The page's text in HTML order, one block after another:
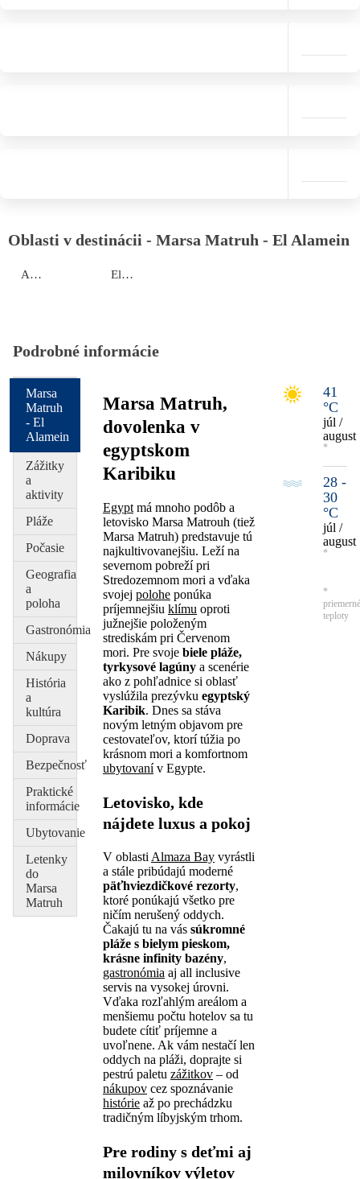
Oblasti v destinácii - Marsa Matruh - El Alamein
Almaza Bay El Alamein
Podrobné informácie
41
°C
júl /
august
*
28 -
30
°C
júl /
august
*
*
teploty
Marsa Matruh,
dovolenka v
egyptskom
Karibiku
Egypt má mnoho podôb a
letovisko Marsa Matrouh (tiež
Marsa Matruh) predstavuje tú
najkultivovanejšiu. Leží na
severnom pobreží pri
Stredozemnom mori a vďaka
svojej polohe ponúka
príjemnejšiu klímu oproti
južnejšie položeným
strediskám pri Červenom
mori. Pre svoje biele pláže,
tyrkysové lagúny a scenérie
ako z pohľadnice si oblasť
vyslúžila prezývku egyptský
Karibik. Dnes sa stáva
novým letným objavom pre
cestovateľov, ktorí túžia po
krásnom mori a komfortnom
ubytovanív Egypte.
Letovisko, kde
nájdete luxus a pokoj
V oblasti Almaza Bay vyrástli
a stále pribúdajú moderné
päťhviezdičkové rezorty,
ktoré ponúkajú všetko pre
ničím nerušený oddych.
Čakajú tu na vás súkromné
pláže s bielym pieskom,
krásne infinity bazény,
gastronómia aj all inclusive
servis na vysokej úrovni.
Vďaka rozľahlým areálom a
menšiemu počtu hotelov sa tu
budete cítiť príjemne a
uvoľnene. Ak vám nestačí len
oddych na pláži, doprajte si
pestrú paletu zážitkov – od
nákupov cez spoznávanie
histórie až po prechádzku
tradičným líbyjským trhom.
Pre rodiny s deťmi aj
milovníkov výletov
Marsa
Matruh
- El
Alamein
Zážitky
a
aktivity
Pláže
Počasie
Geografia
a
poloha
Gastronómia
Nákupy
História
a
kultúra
Doprava
Bezpečnosť
Praktické
informácie
Ubytovanie
Letenky
do
Marsa
Matruh